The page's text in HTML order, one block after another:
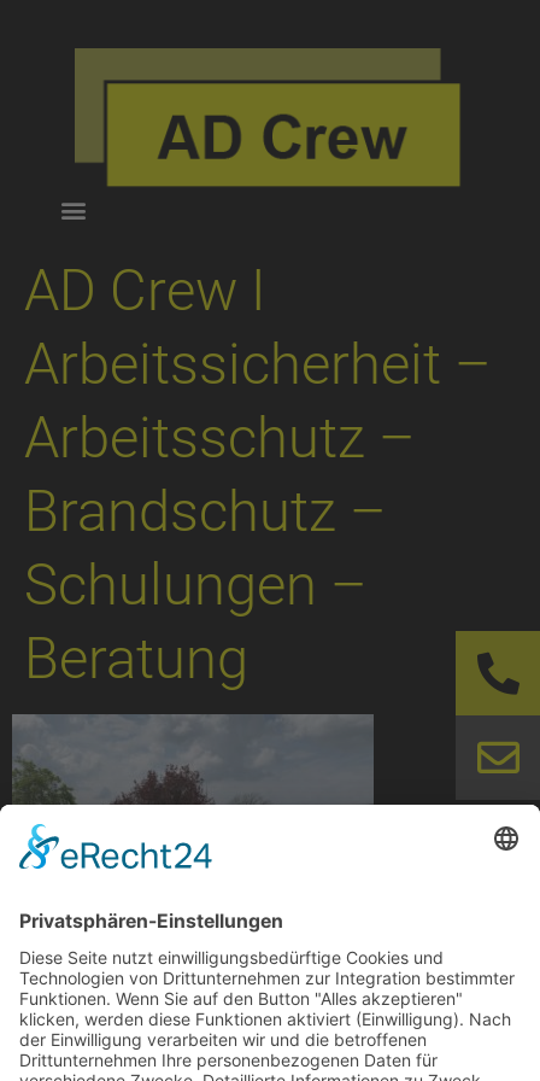
AD Crew I
Arbeitssicherheit –
Arbeitsschutz –
Brandschutz –
Schulungen –
Beratung
AD Crew I Arbeitssicherheit – Arbeitsschutz –
Brandschutz – Schulungen – Beratung